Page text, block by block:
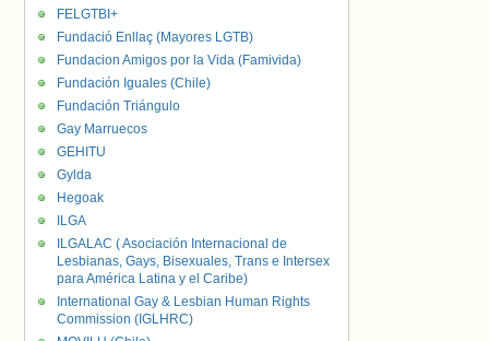
FELGTBI+
Fundació Enllaç (Mayores LGTB)
Fundacion Amigos por la Vida (Famivida)
Fundación Iguales (Chile)
Fundación Triángulo
Gay Marruecos
GEHITU
Gylda
Hegoak
ILGA
ILGALAC ( Asociación Internacional de
Lesbianas, Gays, Bisexuales, Trans e Intersex
para América Latina y el Caribe)
International Gay & Lesbian Human Rights
Commission (IGLHRC)